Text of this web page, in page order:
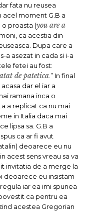
fata nu reusea
acel moment G.B a
o proasta (you are a
ca acestia din
Dupa care a
a asezat in cada si i-a
fetei au fost:
de patetica.” In final
dar el iar a
ramana inca o
a replicat ca nu mai
in Italia daca mai
lipsa sa. G.B a
ca ar fi avut
deoarece eu nu
acest sens vreau sa va
invitatia de a merge la
deoarece eu insistam
iar ea imi spunea
ca pentru ea
acestea Gregorian